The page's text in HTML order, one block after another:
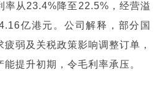
率从23.4%降至22.5%，经营溢
亿港元。公司解释，部分国
弱及关税政策影响调整订单，
提升初期，令毛利率承压。